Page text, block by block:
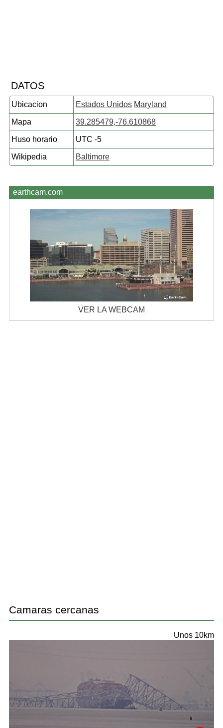
DATOS
Ubicacion Estados Unidos Maryland
Mapa 39.285479,-76.610868
Huso horario UTC -5
Wikipedia Baltimore
earthcam.com
VER LA WEBCAM
Camaras cercanas
Unos 10km